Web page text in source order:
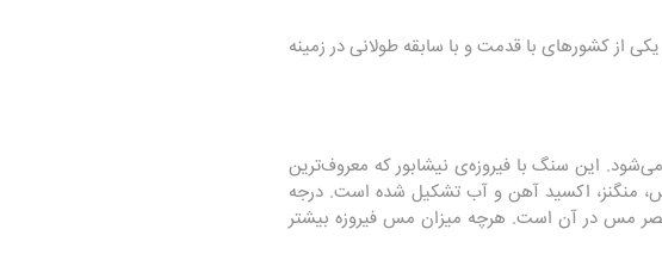
از کشورهای با قدمت و با سابقه طولانی در زمینه
این سنگ با فیروزه‌ی نیشابور که معروف‌ترین
منگنز، اکسید آهن و آب تشکیل شده است. درجه
وجود عنصر مس در آن است. هرچه میزان مس فیروزه بیشتر